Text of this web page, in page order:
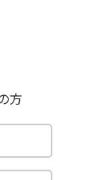
方